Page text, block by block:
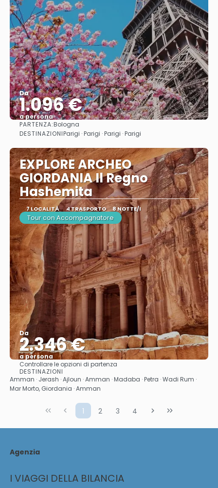
Da
1.096 €
a persona
Vedere
PARTENZA:Bologna
DESTINAZIONIParigi · Parigi · Parigi · Parigi
EXPLORE ARCHEO
GIORDANIA Il Regno
Hashemita
7 LOCALITÀ 4 TRASPORTO 8 NOTTE/I
Tour con Accompagnatore
Da
2.346 €
a persona
Vedere
Controllare le opzioni di partenza
DESTINAZIONI
Amman · Jerash · Ajloun · Amman · Madaba · Petra · Wadi Rum ·
Mar Morto, Giordania · Amman
1 2 3 4
Agenzia
I VIAGGI DELLA BILANCIA